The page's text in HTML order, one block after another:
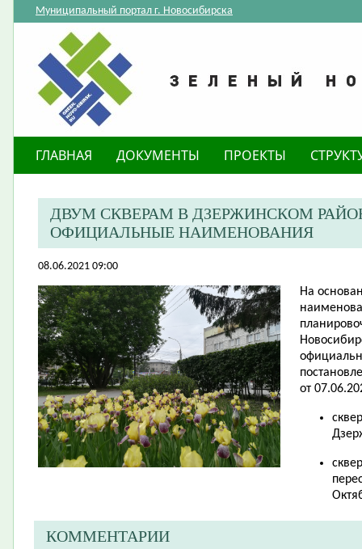
Муниципальный портал г. Новосибирска
ГЛАВНАЯ ДОКУМЕНТЫ ПРОЕКТЫ
ДВУМ СКВЕРАМ В ДЗЕРЖИНСКОМ
ОФИЦИАЛЬНЫЕ НАИМЕНОВАНИЯ
08.06.2021 09:00
На
от
КОММЕНТАРИИ